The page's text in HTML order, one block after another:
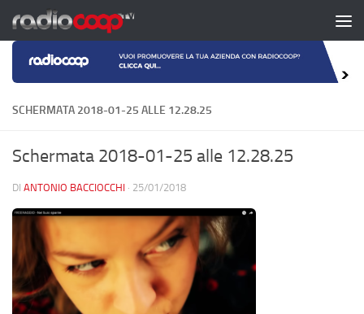
Salta al contenuto
SCHERMATA 2018-01-25 ALLE 12.28.25
Schermata 2018-01-25 alle 12.28.25
DI ANTONIO BACCIOCCHI · 25/01/2018